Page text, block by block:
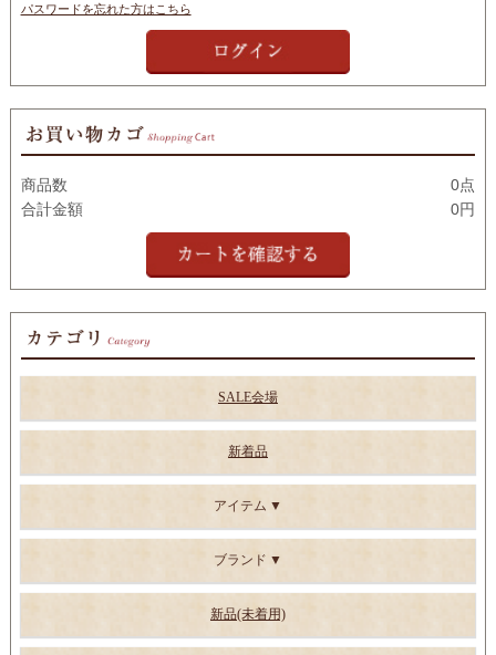
パスワードを忘れた方はこちら
商品数
0点
合計金額
0円
SALE会場
新着品
アイテム
ブランド
新品(未着用)